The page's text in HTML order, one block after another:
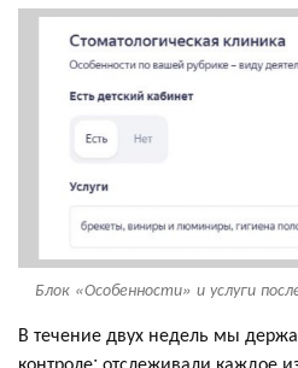
Блок «Особенности» и услуги
В течение двух недель мы